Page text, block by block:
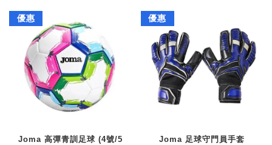
優惠
Joma 高彈青訓足球 (4號/5
優惠
Joma 足球守門員手套